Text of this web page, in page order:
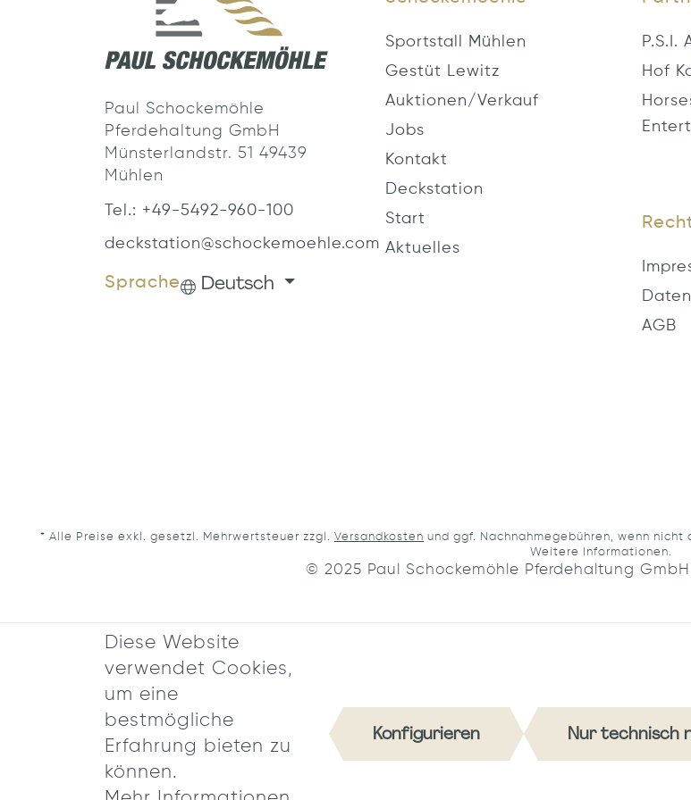
Paul Schockemöhle
Pferdehaltung GmbH
Münsterlandstr. 51 49439
Mühlen
Tel.: +49-5492-960-100
deckstation@schockemoehle.com
Sprache Deutsch
Sportstall Mühlen
Gestüt Lewitz
Auktionen/Verkauf
Jobs
Kontakt
Deckstation
Start
Aktuelles
P.S.I.
Hof
AGB
* Alle Preise exkl. gesetzl. Mehrwertsteuer zzgl. Versandkosten und ggf. Nachnahmegebühren, wenn
Weitere Informationen.
© 2025 Paul Schockemöhle Pferdehaltung
Diese Website
verwendet Cookies,
um eine
bestmögliche
Erfahrung bieten zu
können.
Nur technisch
Konfigurieren